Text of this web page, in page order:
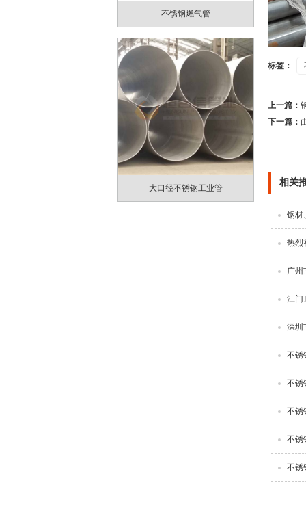
不锈钢燃气管
大口径不锈钢工业管
标签：
上一篇：
下一篇：
相关
钢材
热烈
广州
江门
深圳
不锈
不锈
不锈
不锈
不锈